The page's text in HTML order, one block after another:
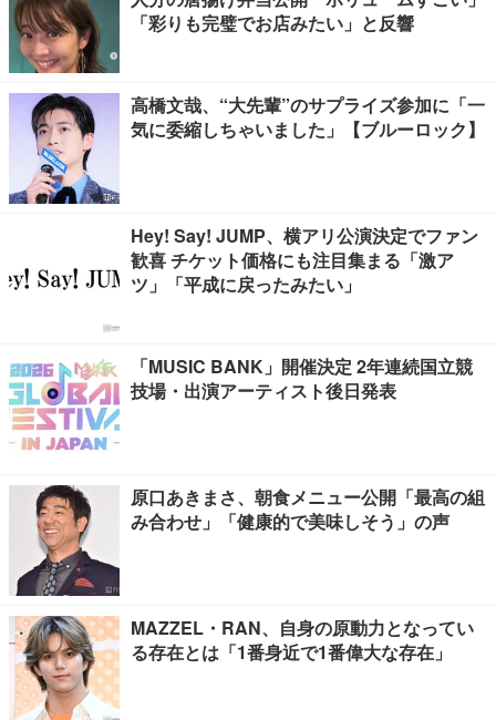
「彩りも完璧でお店みたい」と反響
高橋文哉、“大先輩”のサプライズ参加に「一
気に委縮しちゃいました」【ブルーロック】
Hey! Say! JUMP、横アリ公演決定でファン
歓喜 チケット価格にも注目集まる「激ア
ツ」「平成に戻ったみたい」
「MUSIC BANK」開催決定 2年連続国立競
技場・出演アーティスト後日発表
原口あきまさ、朝食メニュー公開「最高の組
み合わせ」「健康的で美味しそう」の声
MAZZEL・RAN、自身の原動力となってい
る存在とは「1番身近で1番偉大な存在」